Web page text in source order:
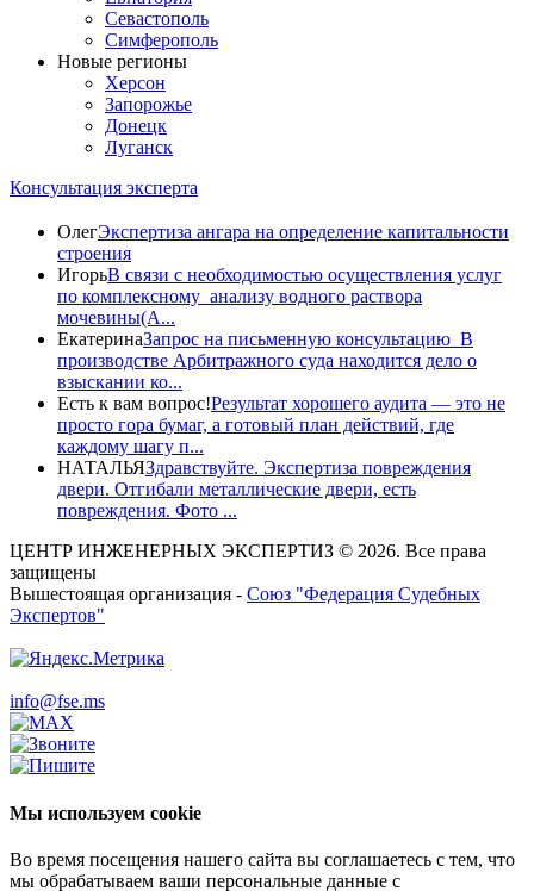
Севастополь
Симферополь
Новые регионы
Херсон
Запорожье
Донецк
Луганск
Консультация эксперта
ОлегЭкспертиза ангара на определение капитальности
строения
ИгорьВ связи с необходимостью осуществления услуг
по комплексному анализу водного раствора
мочевины(A...
ЕкатеринаЗапрос на письменную консультацию В
производстве Арбитражного суда находится дело о
взыскании ко...
Есть к вам вопрос!Результат хорошего аудита — это не
просто гора бумаг, а готовый план действий, где
каждому шагу п...
НАТАЛЬЯЗдравствуйте. Экспертиза повреждения
двери. Отгибали металлические двери, есть
повреждения. Фото ...
ЦЕНТР ИНЖЕНЕРНЫХ ЭКСПЕРТИЗ © 2026. Все права
защищены
Вышестоящая организация - Союз "Федерация Судебных
Экспертов"
info@fse.ms
Мы используем cookie
Во время посещения нашего сайта вы соглашаетесь с тем, что
мы обрабатываем ваши персональные данные с